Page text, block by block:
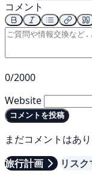
コメント
0/2000
Website
コメントを投稿
まだコメントはあり
旅行計画
リス